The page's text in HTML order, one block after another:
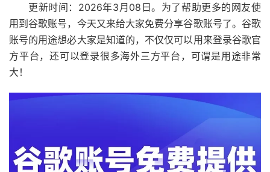
更新时间：2026年3月08日。为了帮助更多的网友使
用到谷歌账号，今天又来给大家免费分享谷歌账号了。谷歌
账号的用途想必大家是知道的，不仅仅可以用来登录谷歌官
方平台，还可以登录很多海外三方平台，可谓是用途非常
大！